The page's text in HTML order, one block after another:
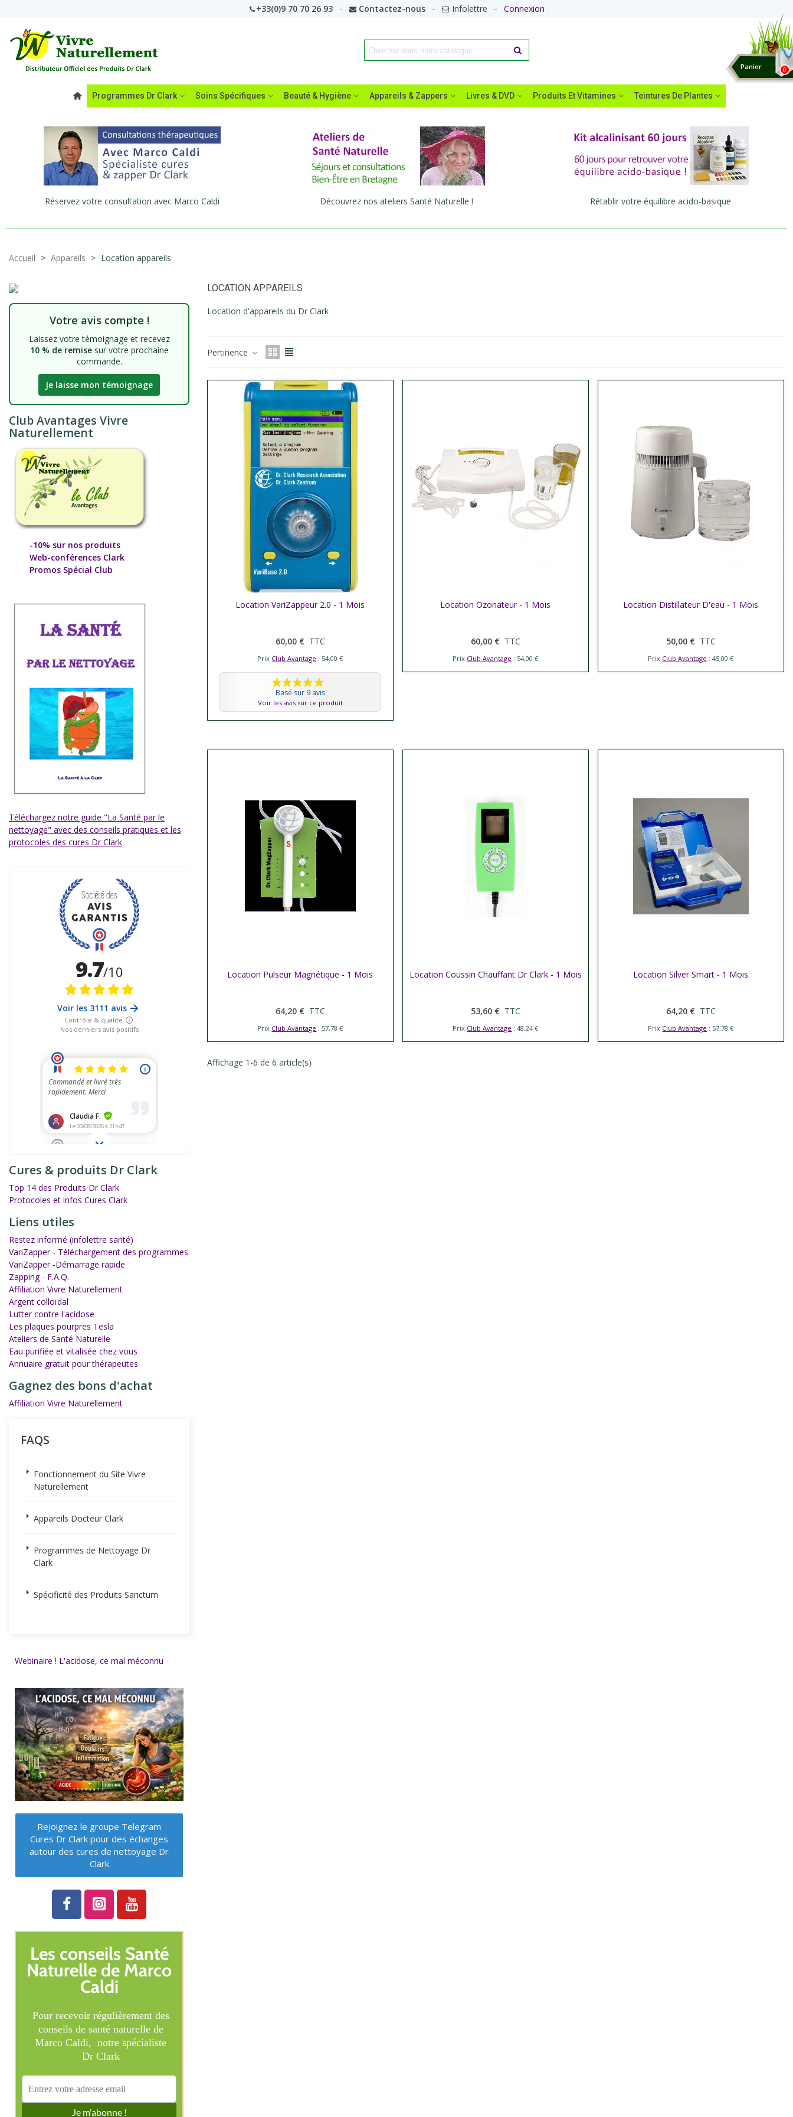
+33(0)9 70 70 26 93 Contactez-nous Infolettre Connexion
0
Panier
Programmes Dr Clark Soins Spécifiques Beauté & Hygiène Appareils & Zappers Livres & DVD Produits Et Vitamines Teintures De Plantes
Réservez votre consultation avec Marco Caldi Découvrez nos ateliers Santé Naturelle ! Rétablir votre équilibre acido-basique
Accueil > Appareils > Location appareils
Votre avis compte !
Laissez votre témoignage et recevez
10 % de remisesur votre prochaine
commande.
Je laisse mon témoignage
Club Avantages Vivre
Naturellement
-10% sur nos produits
Web-conférences Clark
Promos Spécial Club
Téléchargez notre guide "La Santé par le
nettoyage" avec des conseils pratiques et les
protocoles des cures Dr Clark
Cures & produits Dr Clark
Top 14 des Produits Dr Clark
Protocoles et infos Cures Clark
Liens utiles
Restez informé (infolettre santé)
VariZapper - Téléchargement des programmes
VariZapper -Démarrage rapide
Zapping - F.A.Q.
Affiliation Vivre Naturellement
Argent colloïdal
Lutter contre l'acidose
Les plaques pourpres Tesla
Ateliers de Santé Naturelle
Eau purifiée et vitalisée chez vous
Annuaire gratuit pour thérapeutes
Gagnez des bons d'achat
Affiliation Vivre Naturellement
FAQS
Fonctionnement du Site Vivre
Naturellement
Appareils Docteur Clark
Programmes de Nettoyage Dr
Clark
Spécificité des Produits Sanctum
Webinaire ! L'acidose, ce mal méconnu
Rejoignez le groupe Telegram
Cures Dr Clark pour des échanges
autour des cures de nettoyage Dr
Clark
LOCATION APPAREILS
Location d'appareils du Dr Clark
Pertinence
Afficher plus
Location VariZappeur 2.0 - 1 Mois
60,00 € TTC
Prix Club Avantage : 54,00 €
Basé sur 9 avis
Voir les avis sur ce produit
Afficher plus
Location Ozonateur - 1 Mois
60,00 € TTC
Prix Club Avantage : 54,00 €
Afficher plus
Location Distillateur D'eau - 1 Mois
50,00 € TTC
Prix Club Avantage : 45,00 €
Afficher plus
Location Pulseur Magnétique - 1 Mois
64,20 € TTC
Prix Club Avantage : 57,78 €
Afficher plus
Location Coussin Chauffant Dr Clark - 1 Mois
53,60 € TTC
Prix Club Avantage : 48,24 €
Afficher plus
Location Silver Smart - 1 Mois
64,20 € TTC
Prix Club Avantage : 57,78 €
Affichage 1-6 de 6 article(s)